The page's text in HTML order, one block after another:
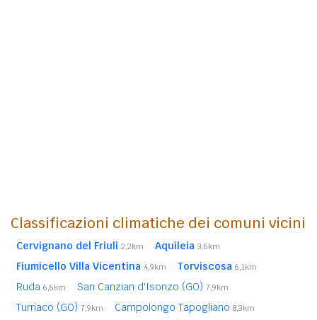
Classificazioni climatiche dei comuni vicini
Cervignano del Friuli 2,2km Aquileia 3,6km
Fiumicello Villa Vicentina 4,9km Torviscosa 6,1km
Ruda 6,6km San Canzian d'Isonzo (GO) 7,9km
Turriaco (GO) 7,9km Campolongo Tapogliano 8,3km